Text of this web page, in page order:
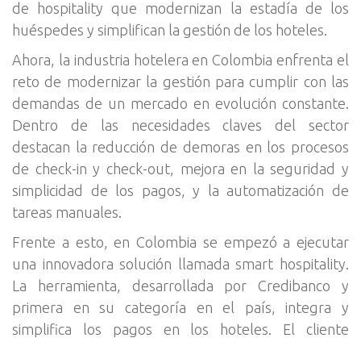
de hospitality que modernizan la estadía de los
huéspedes y simplifican la gestión de los hoteles.
Ahora, la industria hotelera en Colombia enfrenta el
reto de modernizar la gestión para cumplir con las
demandas de un mercado en evolución constante.
Dentro de las necesidades claves del sector
destacan la reducción de demoras en los procesos
de check-in y check-out, mejora en la seguridad y
simplicidad de los pagos, y la automatización de
tareas manuales.
Frente a esto, en Colombia se empezó a ejecutar
una innovadora solución llamada smart hospitality.
La herramienta, desarrollada por Credibanco y
primera en su categoría en el país, integra y
simplifica los pagos en los hoteles. El cliente